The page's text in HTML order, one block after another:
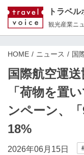
トラベル
観光産業ニ
HOME ニュース 国
国際航空運
「荷物を置
ンペーン、
18%
2026年06月15日